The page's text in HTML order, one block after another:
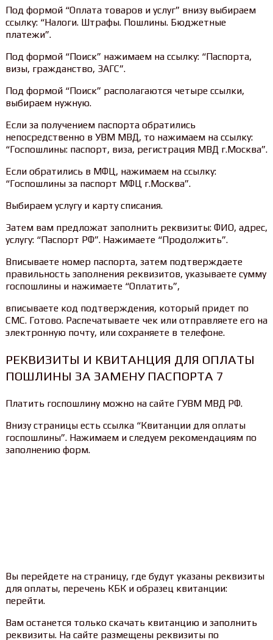
Под формой “Оплата товаров и услуг” внизу выбираем
ссылку: “Налоги. Штрафы. Пошлины. Бюджетные
платежи”.
Под формой “Поиск” нажимаем на ссылку: “Паспорта,
визы, гражданство, ЗАГС”.
Под формой “Поиск” располагаются четыре ссылки,
выбираем нужную.
Если за получением паспорта обратились
непосредственно в УВМ МВД, то нажимаем на ссылку:
“Госпошлины: паспорт, виза, регистрация МВД г.Москва”.
Если обратились в МФЦ, нажимаем на ссылку:
“Госпошлины за паспорт МФЦ г.Москва”.
Выбираем услугу и карту списания.
Затем вам предложат заполнить реквизиты: ФИО, адрес,
услугу: “Паспорт РФ”. Нажимаете “Продолжить”.
Вписываете номер паспорта, затем подтверждаете
правильность заполнения реквизитов, указываете сумму
госпошлины и нажимаете “Оплатить”,
вписываете код подтверждения, который придет по
СМС. Готово. Распечатываете чек или отправляете его на
электронную почту, или сохраняете в телефоне.
РЕКВИЗИТЫ И КВИТАНЦИЯ ДЛЯ ОПЛАТЫ
ПОШЛИНЫ ЗА ЗАМЕНУ ПАСПОРТА 7
Платить госпошлину можно на сайте ГУВМ МВД РФ.
Внизу страницы есть ссылка “Квитанции для оплаты
госпошлины”. Нажимаем и следуем рекомендациям по
заполнению форм.
Вы перейдете на страницу, где будут указаны реквизиты
для оплаты, перечень КБК и образец квитанции:
перейти.
Вам останется только скачать квитанцию и заполнить
реквизиты. На сайте размещены реквизиты по